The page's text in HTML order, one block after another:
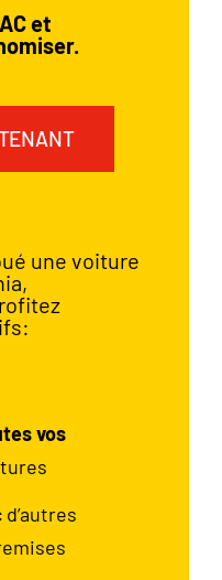
et
une voiture
vos
d’autres